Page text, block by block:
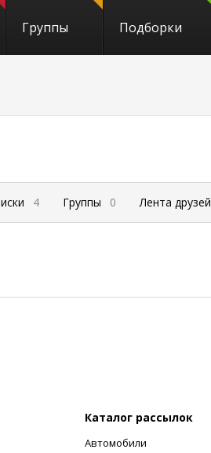
Группы Подборки
4 Группы 0 Лента друзей
Каталог рассылок
Автомобили